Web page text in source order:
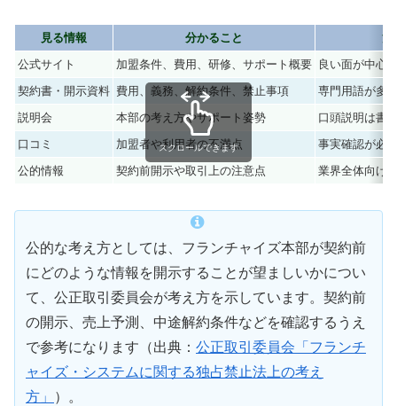
見る情報 分かること
注
公式サイト
加盟条件、費用、研修、サポート概要 良い面が中心
契約書・開示資料 費用、義務、解約条件、禁止事項
専門用語が多
説明会
本部の考え方やサポート姿勢
口頭説明は書
口コミ
加盟者や利用者の不満点
事実確認が必
公的情報
契約前開示や取引上の注意点 業界全体向け
スクロールできます
公的な考え方としては、フランチャイズ本部が契約前
にどのような情報を開示することが望ましいかについ
て、公正取引委員会が考え方を示しています。契約前
の開示、売上予測、中途解約条件などを確認するうえ
で参考になります（出典： 公正取引委員会「フランチ
ャイズ・システムに関する独占禁止法上の考え
方」
）。